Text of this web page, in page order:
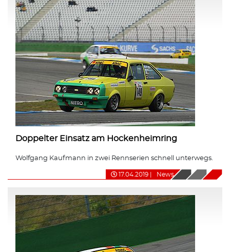
Doppelter Einsatz am Hockenheimring
Wolfgang Kaufmann in zwei Rennserien schnell unterwegs.
17.04.2019 News